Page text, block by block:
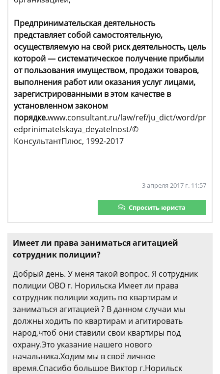
Предпринимательская деятельность
представляет собой самостоятельную,
осуществляемую на свой риск деятельность, цель
которой — систематическое получение прибыли
от пользования имуществом, продажи товаров,
выполнения работ или оказания услуг лицами,
зарегистрированными в этом качестве в
установленном законом
порядке.www.consultant.ru/law/ref/ju_dict/word/pr
edprinimatelskaya_deyatelnost/©
КонсультантПлюс, 1992-2017
3 апреля 2017 г. 11:57
Спросить юриста
Имеет ли права заниматься агитацией
сотрудник полиции?
Добрый день. У меня такой вопрос. Я сотрудник
полиции ОВО г. Норильска Имеет ли права
сотрудник полиции ходить по квартирам и
заниматься агитацией ? В данном случаи мы
должны ходить по квартирам и агитировать
народ,чтоб они ставили свои квартиры под
охрану.Это указание нашего нового
начальника.Ходим мы в своё личное
время.Спасибо большое Виктор г.Норильск